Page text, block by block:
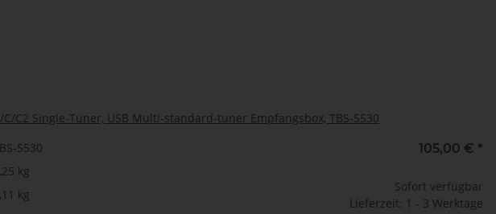
C/C2 Single-Tuner, USB Multi-standard-tuner Empfangsbox, TBS-5530
5530
kg
kg
105,00 € *
Sofort verfügbar
Lieferzeit: 1 - 3 Werktage